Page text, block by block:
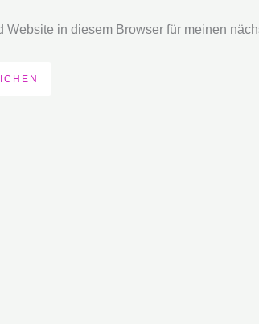
Website in diesem Browser für meinen